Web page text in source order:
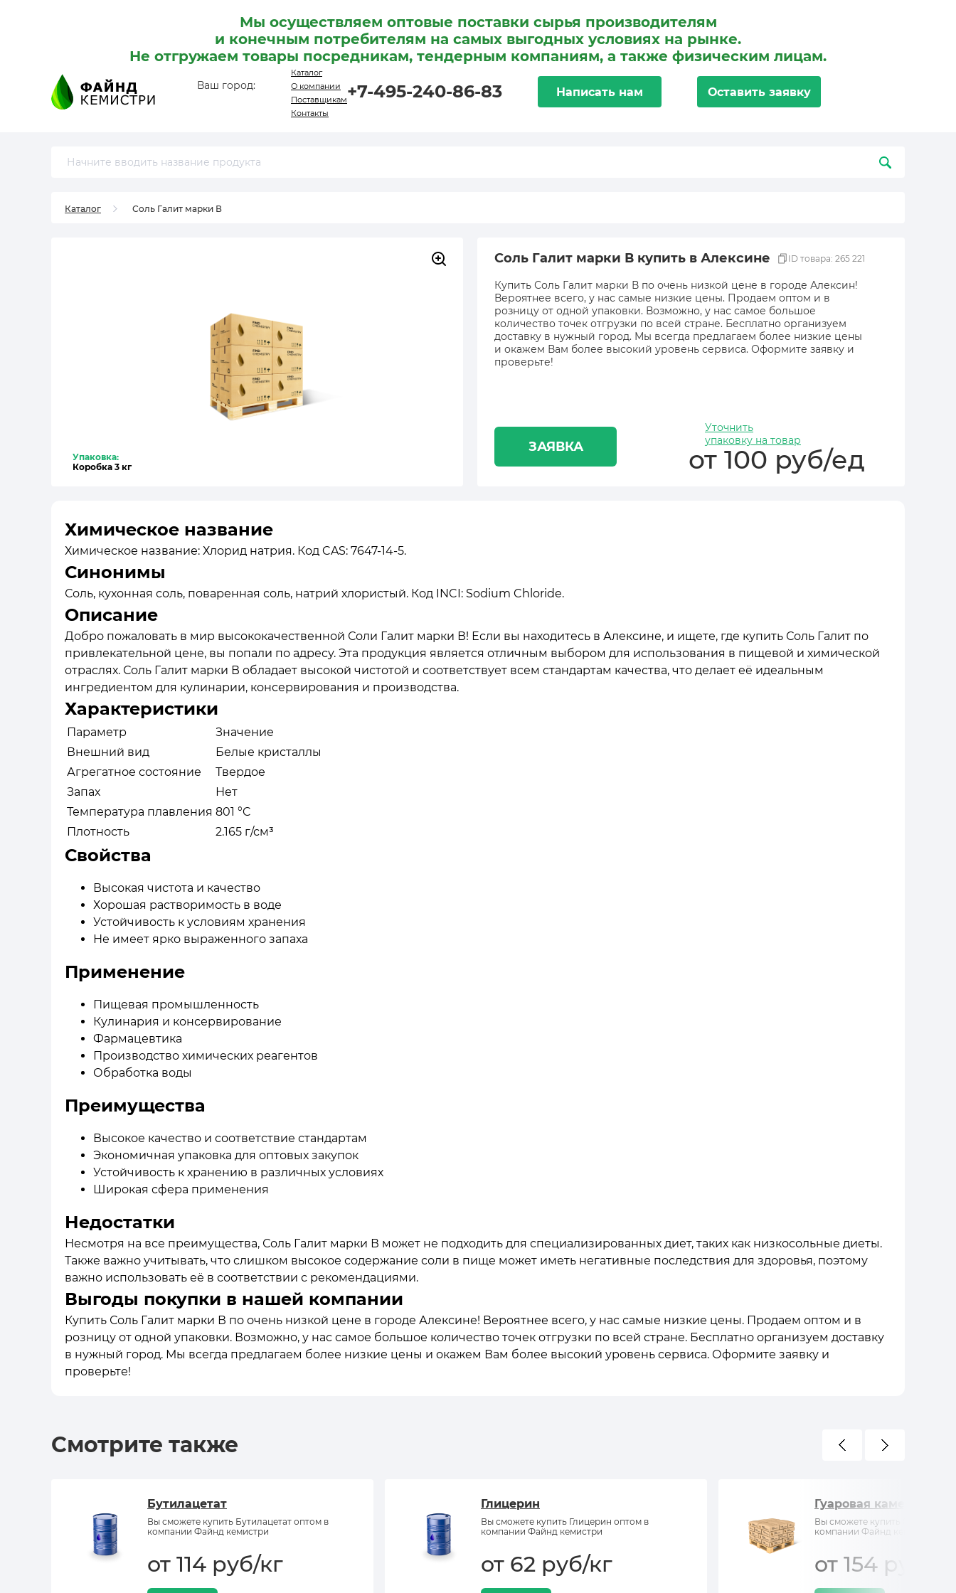
Мы осуществляем оптовые поставки сырья производителям
и конечным потребителям на самых выгодных условиях на рынке.
Не отгружаем товары посредникам, тендерным компаниям, а также физическим лицам.
Ваш город:
Каталог
О компании
Поставщикам
Контакты
+7-495-240-86-83 Написать нам Оставить заявку
Каталог Соль Галит марки В
Упаковка:
Коробка 3 кг
Соль Галит марки В купить в Алексине ID товара: 265 221
Купить Соль Галит марки В по очень низкой цене в городе Алексин!
Вероятнее всего, у нас самые низкие цены. Продаем оптом и в
розницу от одной упаковки. Возможно, у нас самое большое
количество точек отгрузки по всей стране. Бесплатно организуем
доставку в нужный город. Мы всегда предлагаем более низкие цены
и окажем Вам более высокий уровень сервиса. Оформите заявку и
проверьте!
ЗАЯВКА
Уточнить
упаковку на товар
от 100 руб/ед
Химическое название
Химическое название: Хлорид натрия. Код CAS: 7647-14-5.
Синонимы
Соль, кухонная соль, поваренная соль, натрий хлористый. Код INCI: Sodium Chloride.
Описание
Добро пожаловать в мир высококачественной Соли Галит марки В! Если вы находитесь в Алексине, и ищете, где купить Соль Галит по
привлекательной цене, вы попали по адресу. Эта продукция является отличным выбором для использования в пищевой и химической
отраслях. Соль Галит марки В обладает высокой чистотой и соответствует всем стандартам качества, что делает её идеальным
ингредиентом для кулинарии, консервирования и производства.
Характеристики
Параметр
Значение
Внешний вид
Белые кристаллы
Агрегатное состояние
Твердое
Запах
Нет
Температура плавления 801 °C
Плотность
2.165 г/см³
Свойства
Высокая чистота и качество
Хорошая растворимость в воде
Устойчивость к условиям хранения
Не имеет ярко выраженного запаха
Применение
Пищевая промышленность
Кулинария и консервирование
Фармацевтика
Производство химических реагентов
Обработка воды
Преимущества
Высокое качество и соответствие стандартам
Экономичная упаковка для оптовых закупок
Устойчивость к хранению в различных условиях
Широкая сфера применения
Недостатки
Несмотря на все преимущества, Соль Галит марки В может не подходить для специализированных диет, таких как низкосольные диеты.
Также важно учитывать, что слишком высокое содержание соли в пище может иметь негативные последствия для здоровья, поэтому
важно использовать её в соответствии с рекомендациями.
Выгоды покупки в нашей компании
Купить Соль Галит марки В по очень низкой цене в городе Алексине! Вероятнее всего, у нас самые низкие цены. Продаем оптом и в
розницу от одной упаковки. Возможно, у нас самое большое количество точек отгрузки по всей стране. Бесплатно организуем доставку
в нужный город. Мы всегда предлагаем более низкие цены и окажем Вам более высокий уровень сервиса. Оформите заявку и
проверьте!
Смотрите также
Бутилацетат
Вы сможете купить Бутилацетат оптом в
компании Файнд кемистри
от 114 руб/кг
Глицерин
Вы сможете купить Глицерин оптом в
компании Файнд кемистри
от 62 руб/кг
Гуаровая камедь
Вы сможете купить Гуаровая
компании Файнд кемистри
от 154 руб/кг